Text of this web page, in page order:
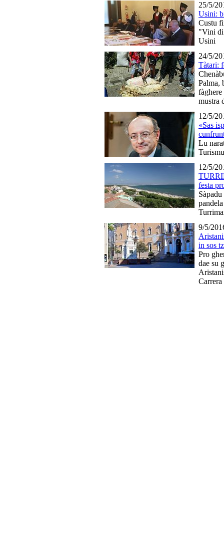
25/5/
Usini:
Custu
"Vini di
Usini
24/5/
Tàtari:
Palma,
fàghere
mustra
12/5/
«Sas
Lu
Turismu
12/5/
festa
9/5/
in sos
Pro
dae su